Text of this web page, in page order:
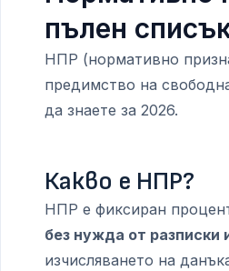
пълен
НПР (нормативно
предимство на
да знаете за 2026.
Какво е НПР?
НПР е фиксиран
без нужда от разписки
изчисляването на